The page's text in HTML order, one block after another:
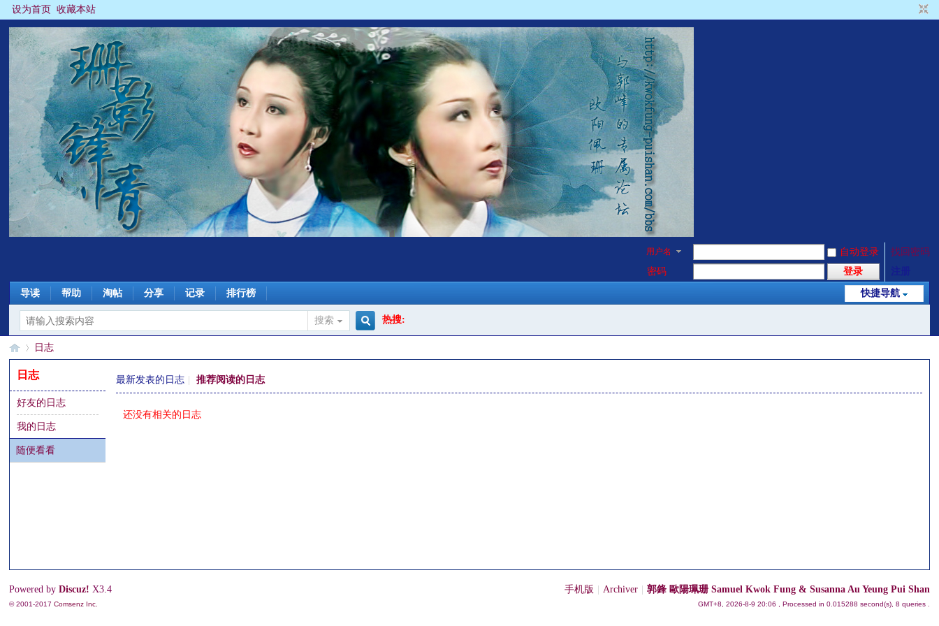
设为首页 收藏本站
用户名 自动登录
找回密码
密码
登录
快捷导航
导读 帮助 淘帖 分享 记录 排行榜
搜索 热搜:
›
日志
日志
好友的日志
我的日志
随便看看
最新发表的日志 推荐阅读的日志
还没有相关的日志
手机版 Archiver 郭鋒 歐陽珮珊 Samuel Kwok Fung & Susanna Au Yeung Pui Shan
GMT+8, 2026-8-9 20:06 , Processed in 0.015288 second(s), 8 queries .
Powered byDiscuz! X3.4
© 2001-2017Comsenz Inc.